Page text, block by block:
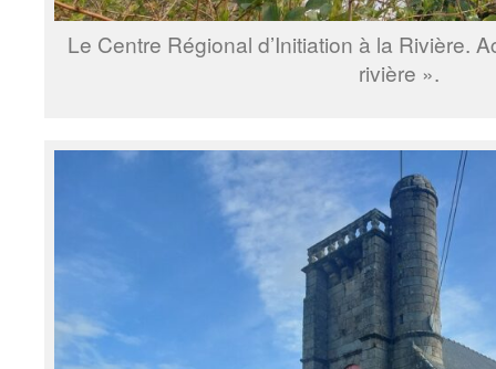
Le Centre Régional d’Initiation à la Rivière.
rivière ».